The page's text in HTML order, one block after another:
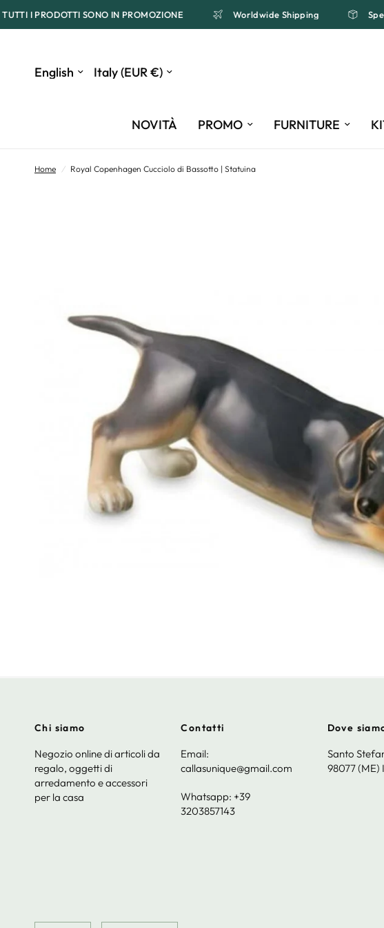
TUTTI I PRODOTTI SONO IN PROMOZIONE Worldwide Shipping
Update
country/region
Update
country/region
NOVITÀ PROMO FURNITURE
Home / Royal Copenhagen Cucciolo di Bassotto | Statuina
Chi siamo
Negozio online di articoli da
regalo, oggetti di
arredamento e accessori
per la casa
Contatti
Email:
callasunique@gmail.com
Whatsapp: +39
3203857143
Dove
Santo
98077 (ME)